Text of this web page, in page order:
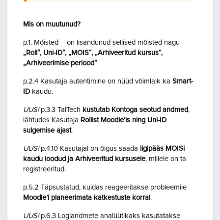
Mis on muutunud?
p.1. Mõisted – on lisandunud sellised mõisted nagu
„Roll“, Uni-ID“, „MOIS“, „Arhiveeritud kursus“,
„Arhiveerimise periood“.
p.2.4 Kasutaja autentimine on nüüd võimlaik ka Smart-
ID kaudu.
UUS!p.3.3 TalTech kustutab Kontoga seotud andmed,
lähtudes Kasutaja Rollist Moodle’is ning Uni-ID
sulgemise ajast.
UUS!p.4.10 Kasutajal on õigus saada ligipääs MOISi
kaudu loodud ja Arhiveeritud kursusele, millele on ta
registreeritud.
p.5.2 Täpsustatud, kuidas reageeritakse probleemile
Moodle’i planeerimata katkestuste korral .
UUS!p.6.3 Logiandmete analüütikaks kasutatakse